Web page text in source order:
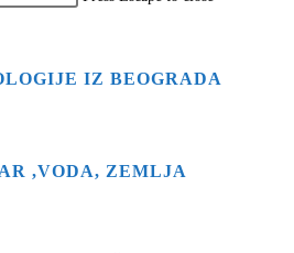
IZ BEOGRADA
,VODA, ZEMLJA